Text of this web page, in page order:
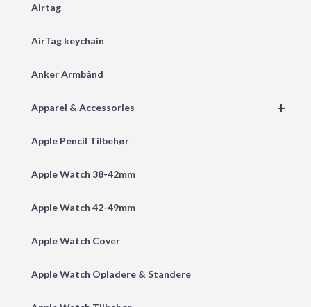
Airtag
AirTag keychain
Anker Armbånd
+
Apparel & Accessories
Apple Pencil Tilbehør
Apple Watch 38-42mm
Apple Watch 42-49mm
Apple Watch Cover
Apple Watch Opladere & Standere